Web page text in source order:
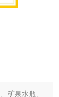
矿泉水瓶、